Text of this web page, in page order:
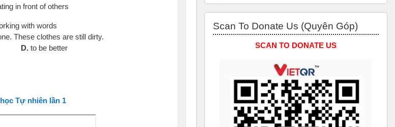
in front of others
with words
These clothes are still dirty.
D. to be better
Tự nhiên lần 1
Scan To Donate Us (Quyên Góp)
SCAN TO DONATE US